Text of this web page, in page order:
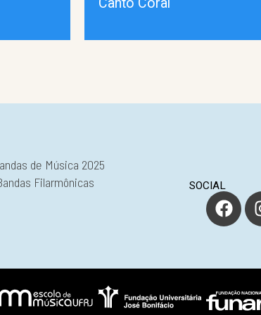
de Música 2025
Filarmônicas
SOCIAL